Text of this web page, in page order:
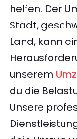
helfen. Der
Stadt,
Land, kann
unserem
du die
Unsere